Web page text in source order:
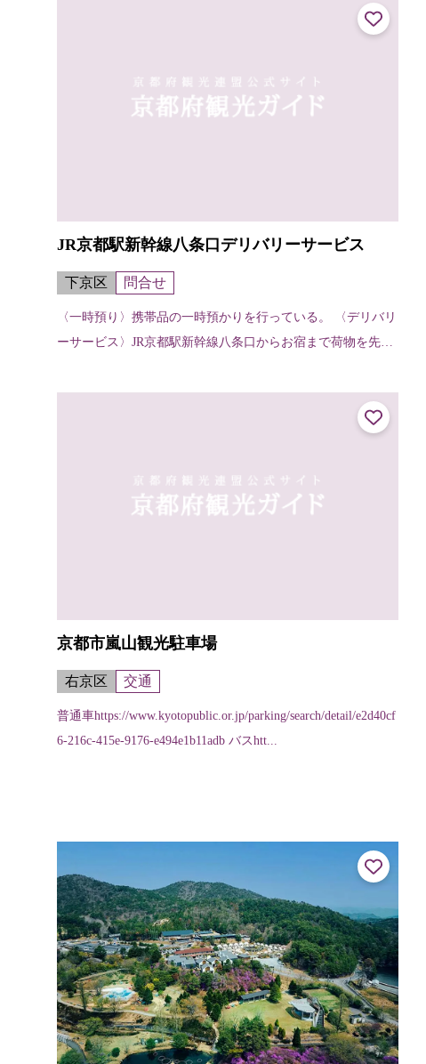
JR京都駅新幹線八条口デリバリーサービス
下京区 問合せ
〈一時預り〉携帯品の一時預かりを行っている。 〈デリバリ
ーサービス〉JR京都駅新幹線八条口からお宿まで荷物を先に
能）【申し込み・受け取りの方法...
京都市嵐山観光駐車場
右京区 交通
普通車https://www.kyotopublic.or.jp/parking/search/detail/e2d40cf
6-216c-415e-9176-e494e1b11adb バスhtt...